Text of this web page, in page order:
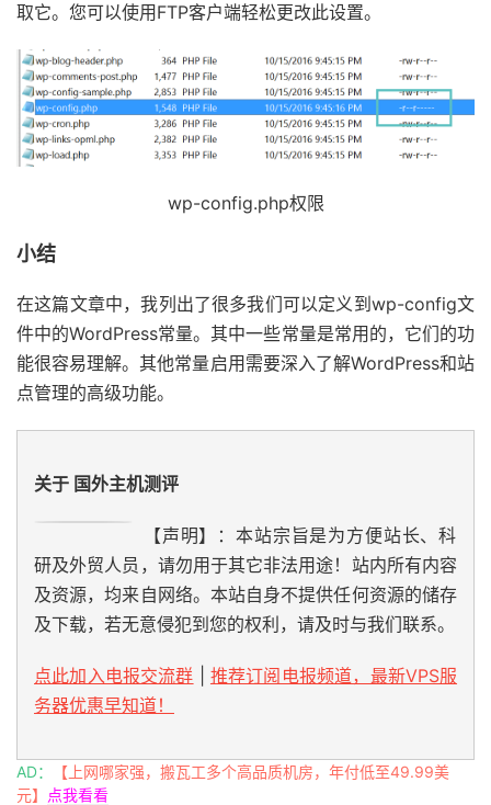
取它。您可以使用FTP客户端轻松更改此设置。
wp-config.php权限
小结
在这篇文章中，我列出了很多我们可以定义到wp-config文
件中的WordPress常量。其中一些常量是常用的，它们的功
能很容易理解。其他常量启用需要深入了解WordPress和站
点管理的高级功能。
关于 国外主机测评
【声明】：本站宗旨是为方便站长、科
研及外贸人员，请勿用于其它非法用途！站内所有内容
及资源，均来自网络。本站自身不提供任何资源的储存
及下载，若无意侵犯到您的权利，请及时与我们联系。
点此加入电报交流群
推荐订阅电报频道，最新VPS服
务器优惠早知道！
AD：
【上网哪家强，搬瓦工多个高品质机房，年付低至49.99美
元】
点我看看